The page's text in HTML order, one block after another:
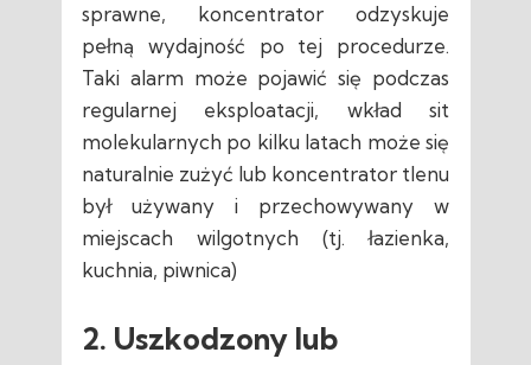
sprawne, koncentrator odzyskuje
pełną wydajność po tej procedurze.
Taki alarm może pojawić się podczas
regularnej eksploatacji, wkład sit
molekularnych po kilku latach może się
naturalnie zużyć lub koncentrator tlenu
był używany i przechowywany w
miejscach wilgotnych (tj. łazienka,
kuchnia, piwnica)
2. Uszkodzony lub